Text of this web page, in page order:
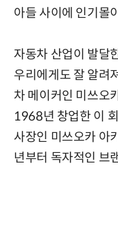
아들 사이에 인기몰
자동차 산업이 발달
우리에게도 잘 알려
차 메이커인 미쓰오
1968년 창업한 이
사장인 미쓰오카 아
년부터 독자적인 브